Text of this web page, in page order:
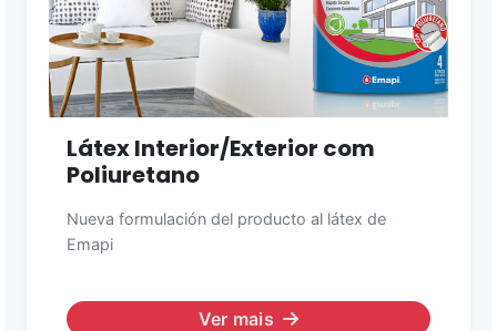
Látex Interior/Exterior com
Poliuretano
Nueva formulación del producto al látex de
Emapi
Ver mais